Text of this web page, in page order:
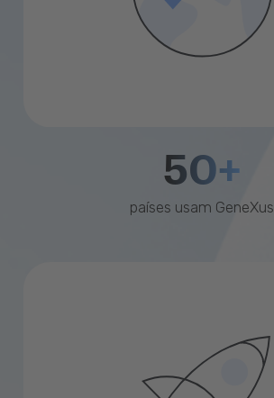
50+
países usam GeneXus